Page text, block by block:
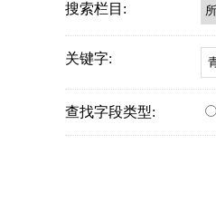
搜索栏目:
关键字:
查找字段类型: